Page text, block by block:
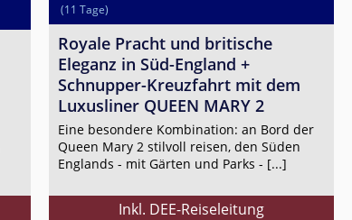
(11 Tage)
Royale Pracht und britische
Eleganz in Süd-England +
Schnupper-Kreuzfahrt mit dem
Luxusliner QUEEN MARY 2
Eine besondere Kombination: an Bord der
Queen Mary 2 stilvoll reisen, den Süden
Englands - mit Gärten und Parks - [...]
Inkl. DEE-Reiseleitung